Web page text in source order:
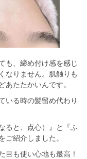
も、締め付け感を感じ
なりません。肌触りも
あたたかいんです。
いる時の髪留め代わり
ると、点心）』と『ふ
ご紹介しました。
目も使い心地も最高！